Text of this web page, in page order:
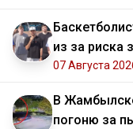
из за риска
07 Августа
В
погоню за